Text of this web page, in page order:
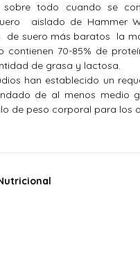
sobre todo cuando se
aislado de Hammer
de suero más baratos la
contienen 70-85% de
de grasa y lactosa.
han establecido un
de al menos medio
de peso corporal para los